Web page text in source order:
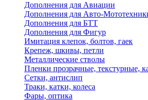
Дополнения для Авиации
Дополнения для Авто-
Дополнения для БТТ
Дополнения для Фигур
Имитация клепок, болтов, гаек
Крепеж, шкивы, петли
Металлические стволы
Пленки прозрачные, текстурные,
Сетки, антислип
Траки, катки, колеса
Фары, оптика